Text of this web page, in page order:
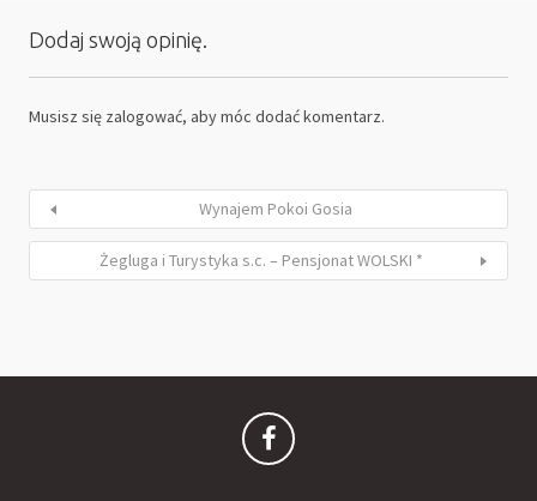
Dodaj swoją opinię.
Musisz się zalogować, aby móc dodać komentarz.
Wynajem Pokoi Gosia
Żegluga i Turystyka s.c. – Pensjonat WOLSKI *